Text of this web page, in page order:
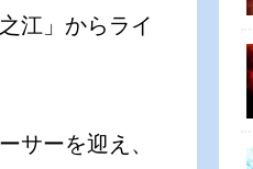
江」からライ
サーを迎え、